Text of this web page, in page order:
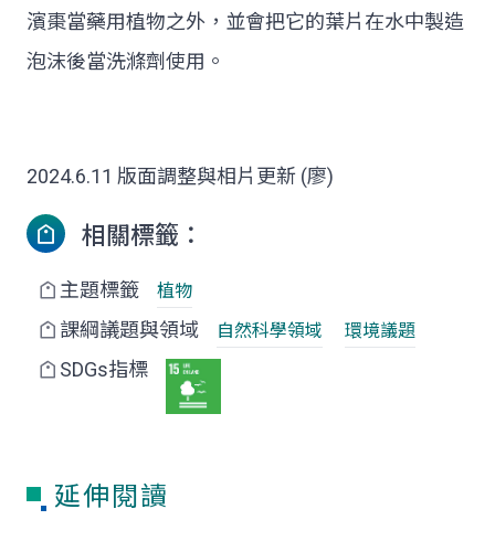
濱棗當藥用植物之外，並會把它的葉片在水中製造
泡沫後當洗滌劑使用。
2024.6.11 版面調整與相片更新 (廖)
相關標籤：
主題標籤 植物
課綱議題與領域 自然科學領域 環境議題
SDGs指標
延伸閱讀